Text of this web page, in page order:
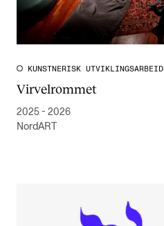
Kontakt oss
Finn ansatte
KUNSTNERISK UTVIKLINGSARBEID
Virvelrommet
2025 - 2026
NordART